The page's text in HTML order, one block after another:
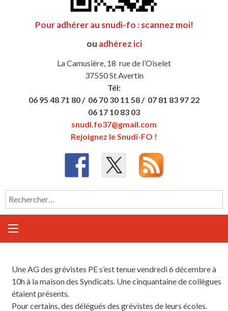
Pour adhérer au snudi-fo : scannez moi!
ou adhérez ici
La Camusière, 18 rue de l’Oiselet
37550 St Avertin
Tél:
06 95 48 71 80 / 06 70 30 11 58 / 07 81 83 97 22
06 17 10 83 03
snudi.fo37@gmail.com
Rejoignez le Snudi-FO !
Rechercher :
Une AG des grévistes PE s’est tenue vendredi 6 décembre à
10h à la maison des Syndicats. Une cinquantaine de collègues
étaient présents.
Pour certains, des délégués des grévistes de leurs écoles.